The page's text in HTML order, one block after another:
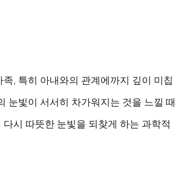
, 특히 아내와의 관계에까지 깊이 미칩
눈빛이 서서히 차가워지는 것을 느낄 때
시 따뜻한 눈빛을 되찾게 하는 과학적